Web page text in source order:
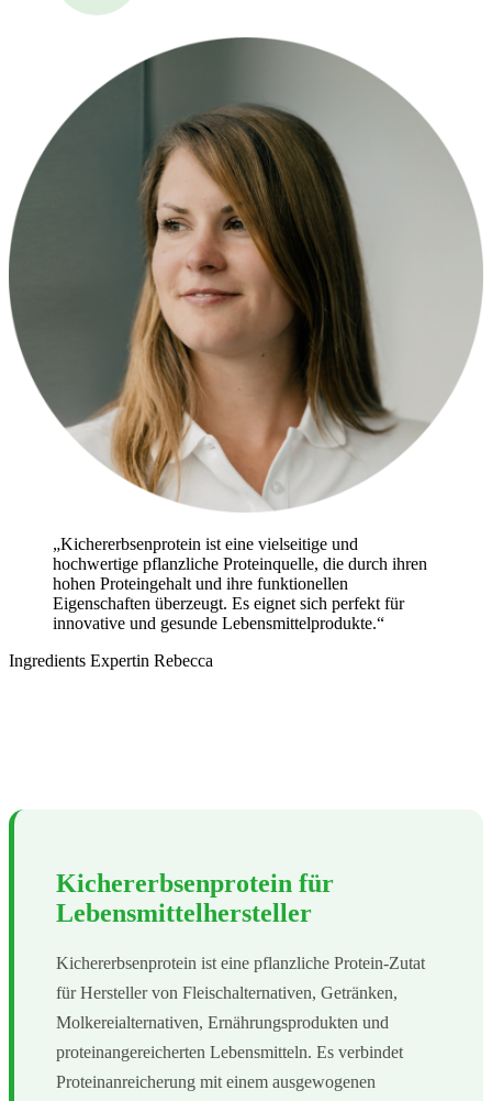
„Kichererbsenprotein ist eine vielseitige und
hochwertige pflanzliche Proteinquelle, die durch ihren
hohen Proteingehalt und ihre funktionellen
Eigenschaften überzeugt. Es eignet sich perfekt für
innovative und gesunde Lebensmittelprodukte.“
Ingredients Expertin Rebecca
Kichererbsenprotein für
Lebensmittelhersteller
Kichererbsenprotein ist eine pflanzliche Protein-Zutat
für Hersteller von Fleischalternativen, Getränken,
Molkereialternativen, Ernährungsprodukten und
proteinangereicherten Lebensmitteln. Es verbindet
Proteinanreicherung mit einem ausgewogenen